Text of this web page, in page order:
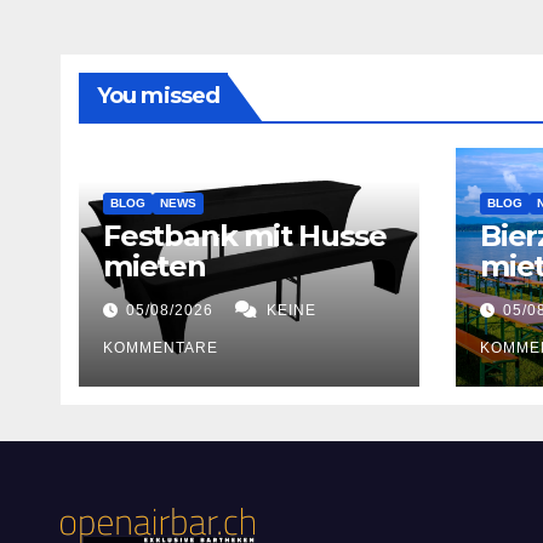
You missed
BLOG NEWS
Festbank mit Husse
mieten
05/08/2026 KEINE
KOMMENTARE
BLOG
05/